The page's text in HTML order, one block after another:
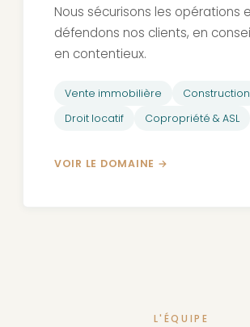
Nous sécurisons les opérations
défendons nos clients, en
en contentieux.
Vente immobilière
Construction
Droit locatif
Copropriété & ASL
VOIR LE DOMAINE
L'ÉQUIPE